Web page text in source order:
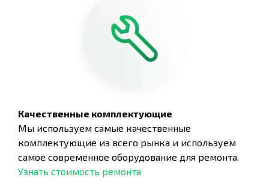
Качественные комплектующие
Мы используем самые качественные
комплектующие из всего рынка и используем
самое современное оборудование для ремонта.
Узнать стоимость ремонта